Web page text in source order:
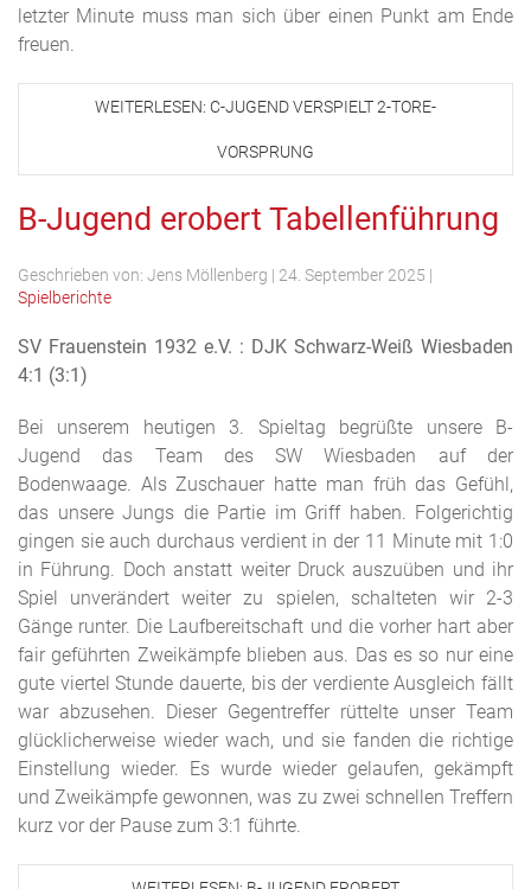
letzter Minute muss man sich über einen Punkt am Ende
freuen.
WEITERLESEN: C-JUGEND VERSPIELT 2-TORE-
VORSPRUNG
B-Jugend erobert Tabellenführung
Geschrieben von: Jens Möllenberg | 24. September 2025 |
Spielberichte
SV Frauenstein 1932 e.V. : DJK Schwarz-Weiß Wiesbaden
4:1 (3:1)
Bei unserem heutigen 3. Spieltag begrüßte unsere B-
Jugend das Team des SW Wiesbaden auf der
Bodenwaage. Als Zuschauer hatte man früh das Gefühl,
das unsere Jungs die Partie im Griff haben. Folgerichtig
gingen sie auch durchaus verdient in der 11 Minute mit 1:0
in Führung. Doch anstatt weiter Druck auszuüben und ihr
Spiel unverändert weiter zu spielen, schalteten wir 2-3
Gänge runter. Die Laufbereitschaft und die vorher hart aber
fair geführten Zweikämpfe blieben aus. Das es so nur eine
gute viertel Stunde dauerte, bis der verdiente Ausgleich fällt
war abzusehen. Dieser Gegentreffer rüttelte unser Team
glücklicherweise wieder wach, und sie fanden die richtige
Einstellung wieder. Es wurde wieder gelaufen, gekämpft
und Zweikämpfe gewonnen, was zu zwei schnellen Treffern
kurz vor der Pause zum 3:1 führte.